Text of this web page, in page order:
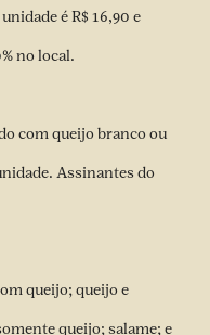
é R$ 16,90 e
no local.
com queijo branco ou
Assinantes do
queijo; queijo e
queijo; salame; e